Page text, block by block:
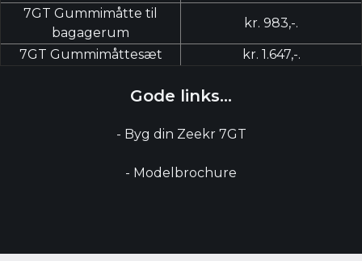
7GT Gummimåtte til
bagagerum
kr. 983,-.
7GT Gummimåttesæt kr. 1.647,-.
Gode links...
- Byg din Zeekr 7GT
- Modelbrochure